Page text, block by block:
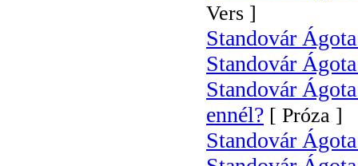
Vers ]
Standovár
Standovár
Standovár
ennél? [ Próza ]
Standovár